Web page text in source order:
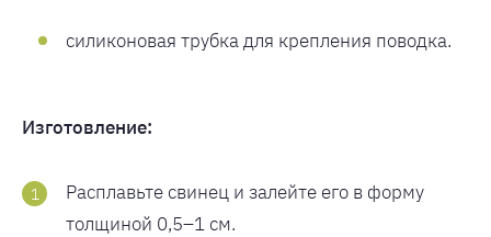
силиконовая трубка для крепления поводка.
Изготовление:
Расплавьте свинец и залейте его в форму
толщиной 0,5–1 см.